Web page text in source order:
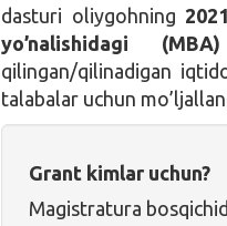
dasturi oliygohning
yo’nalishidagi (MBA)
qilingan/qilinadigan
talabalar uchun
Grant kimlar uchun?
Magistratura